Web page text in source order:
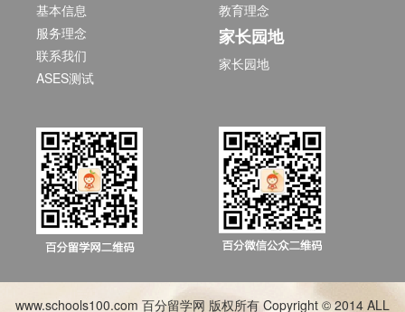
基本信息
服务理念
联系我们
ASES测试
教育理念
家长园地
家长园地
www.schools100.com 百分留学网 版权所有 Copyright © 2014 ALL